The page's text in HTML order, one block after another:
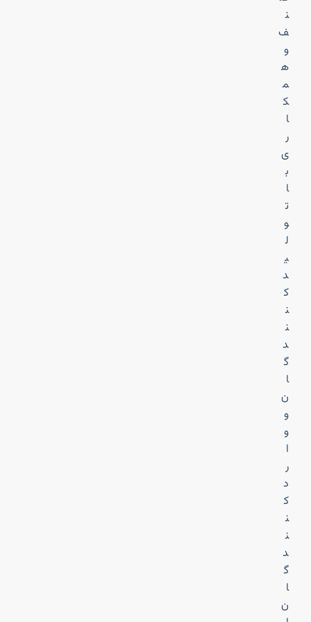
ن
ف
و
ه
م
ک
ا
ر
ی
ب
ا
ت
و
ل
ی
د
ک
ن
ن
د
گ
ا
ن
و
و
ا
ر
د
ک
ن
ن
د
گ
ا
ن